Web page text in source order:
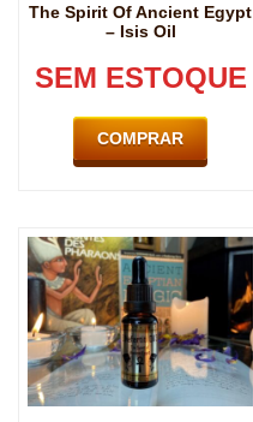
The Spirit Of Ancient Egypt
– Isis Oil
SEM ESTOQUE
COMPRAR